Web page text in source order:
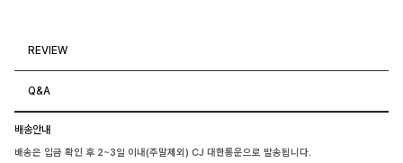
REVIEW
Q&A
배송안내
배송은 입금 확인 후 2~3일 이내(주말제외) CJ 대한통운으로 발송됩니다.